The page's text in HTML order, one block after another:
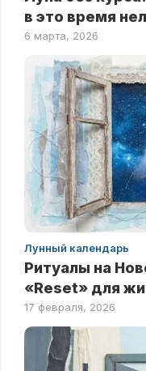
в это время
6 марта, 2026
Лунный календарь
Ритуалы на
«Reset» для
17 февраля, 2026